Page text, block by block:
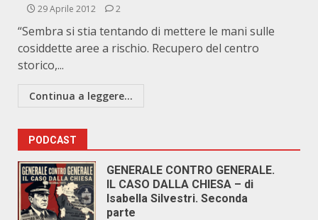
29 Aprile 2012 2
“Sembra si stia tentando di mettere le mani sulle
cosiddette aree a rischio. Recupero del centro
storico,...
Continua a leggere...
PODCAST
GENERALE CONTRO GENERALE.
IL CASO DALLA CHIESA – di
Isabella Silvestri. Seconda
parte